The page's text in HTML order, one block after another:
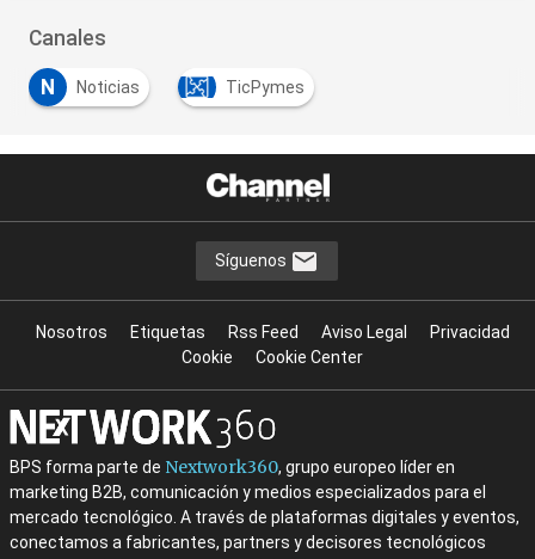
Canales
N Noticias TicPymes
Síguenos
Nosotros Etiquetas Rss Feed Aviso Legal
Privacidad
Cookie
Cookie Center
BPS forma parte de Nextwork360, grupo europeo líder en
marketing B2B, comunicación y medios especializados para el
mercado tecnológico. A través de plataformas digitales y eventos,
conectamos a fabricantes, partners y decisores tecnológicos